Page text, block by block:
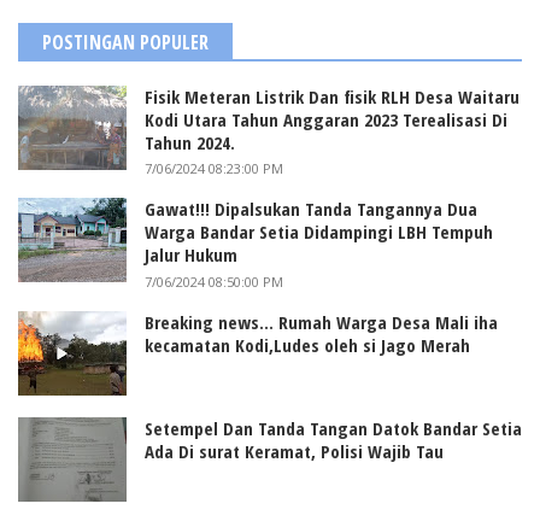
POSTINGAN POPULER
Fisik Meteran Listrik Dan fisik RLH Desa Waitaru
Kodi Utara Tahun Anggaran 2023 Terealisasi Di
Tahun 2024.
7/06/2024 08:23:00 PM
Gawat!!! Dipalsukan Tanda Tangannya Dua
Warga Bandar Setia Didampingi LBH Tempuh
Jalur Hukum
7/06/2024 08:50:00 PM
Breaking news... Rumah Warga Desa Mali iha
kecamatan Kodi,Ludes oleh si Jago Merah
Setempel Dan Tanda Tangan Datok Bandar Setia
Ada Di surat Keramat, Polisi Wajib Tau